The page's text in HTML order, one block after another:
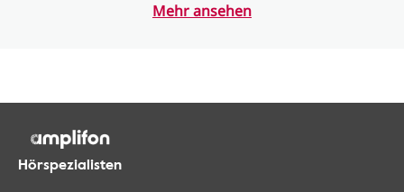
Mehr ansehen
Hörspezialisten